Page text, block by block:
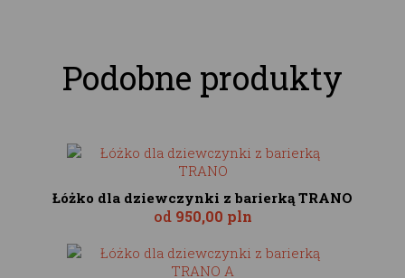
Podobne produkty
Łóżko dla dziewczynki z barierką TRANO
od 950,00 pln